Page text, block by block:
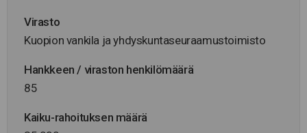
Virasto
Kuopion vankila ja yhdyskuntaseuraamustoimisto
Hankkeen / viraston henkilömäärä
85
Kaiku-rahoituksen määrä